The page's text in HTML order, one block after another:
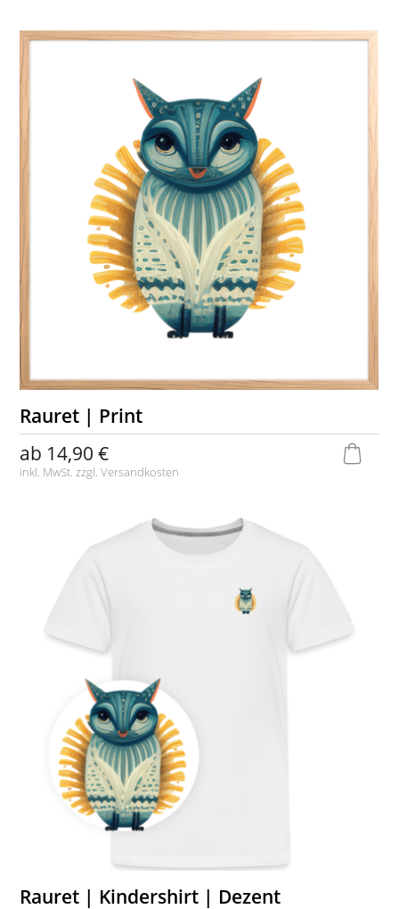
Rauret | Print
ab 14,90 €
inkl. MwSt. zzgl.Versandkosten
Rauret | Kindershirt | Dezent